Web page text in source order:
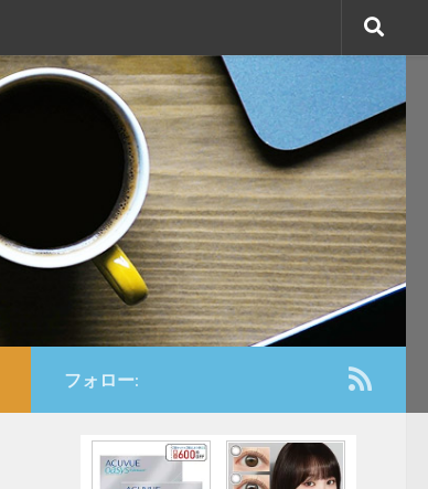
フォロー: